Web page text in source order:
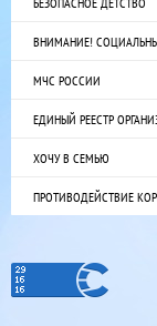
ВНИМАНИЕ!
МЧС РОССИИ
ЕДИНЫЙ РЕЕСТР
ХОЧУ В СЕМЬЮ
ПРОТИВОДЕЙСТВИЕ